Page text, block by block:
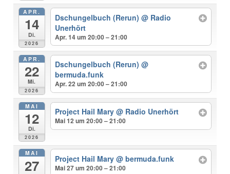
APR.
14
Di.
2026
Dschungelbuch (Rerun) @ Radio
Unerhört
Apr. 14 um 20:00 – 21:00
APR.
22
Mi.
2026
Dschungelbuch (Rerun) @
bermuda.funk
Apr. 22 um 20:00 – 21:00
MAI
12
Di.
2026
Project Hail Mary @ Radio Unerhört
Mai 12 um 20:00 – 21:00
MAI
27 Project Hail Mary @ bermuda.funk
Mai 27 um 20:00 – 21:00